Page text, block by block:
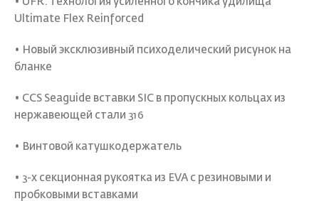
Ultimate Flex Reinforced
• Новый эксклюзивный психоделический рисунок на
бланке
• CCS Seaguide вставки SIC в пропускных кольцах из
нержавеющей стали 316
• Винтовой катушкодержатель
• 3-х секционная рукоятка из EVA с резиновыми и
пробковыми вставками